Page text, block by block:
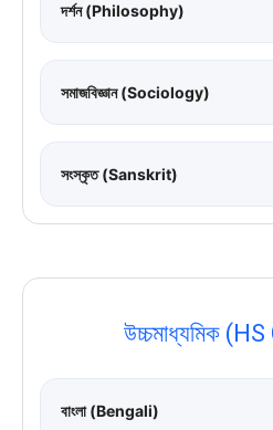
দর্শন (Philosophy)
সমাজবিজ্ঞান (Sociology)
সংস্কৃত (Sanskrit)
উচ্চমাধ্যমিক
বাংলা (Bengali)